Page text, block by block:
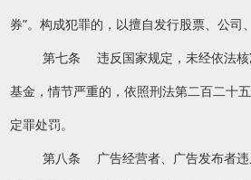
券”。构成犯罪的，以擅自发行股票、公司
第七条 违反国家规定，未经依法核
基金，情节严重的，依照刑法第二百二十
定罪处罚。
第八条 广告经营者、广告发布者违